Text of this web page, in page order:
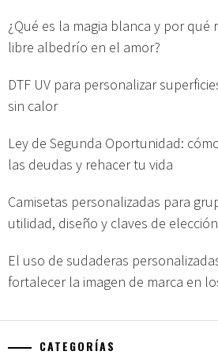
¿Qué es la magia blanca y por qué
libre albedrío en el amor?
DTF UV para personalizar
sin calor
Ley de Segunda Oportunidad:
las deudas y rehacer tu vida
Camisetas personalizadas para
utilidad, diseño y claves de elección
El uso de sudaderas
fortalecer la imagen de marca en
CATEGORÍAS